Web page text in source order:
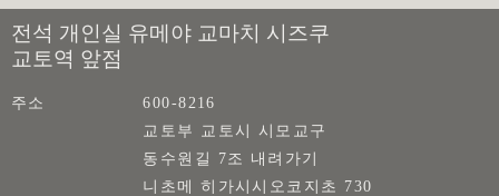
전석 개인실 유메야 교마치 시즈쿠
교토역 앞점
주소
600-8216
교토부 교토시 시모교구
동수원길 7조 내려가기
니초메 히가시시오코지초 730